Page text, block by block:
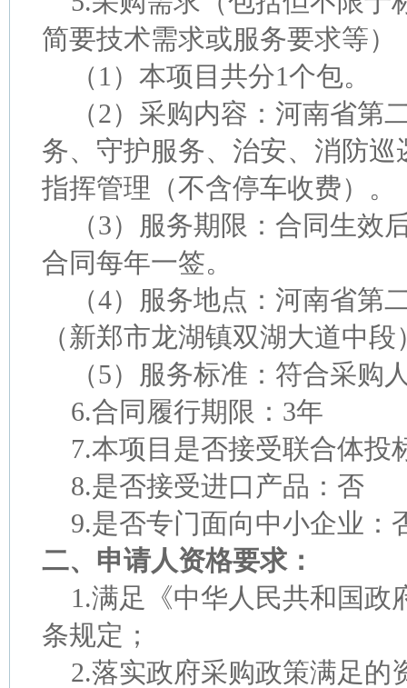
简要技术需求或服务要求等）
（1）本项目共分1个包。
（2）采购内容：河南省第
务、守护服务、治安、消防
指挥管理（不含停车收费）。
（3）服务期限：合同生效
合同每年一签。
（4）服务地点：河南省第
（新郑市龙湖镇双湖大道中段
（5）服务标准：符合采购
6.合同履行期限： 3年
7.本项目是否接受联合体投
8.是否接受进口产品：否
9.是否专门面向中小企业：
二、申请人资格要求：
1.满足《中华人民共和国政
条规定；
2.落实政府采购政策满足的